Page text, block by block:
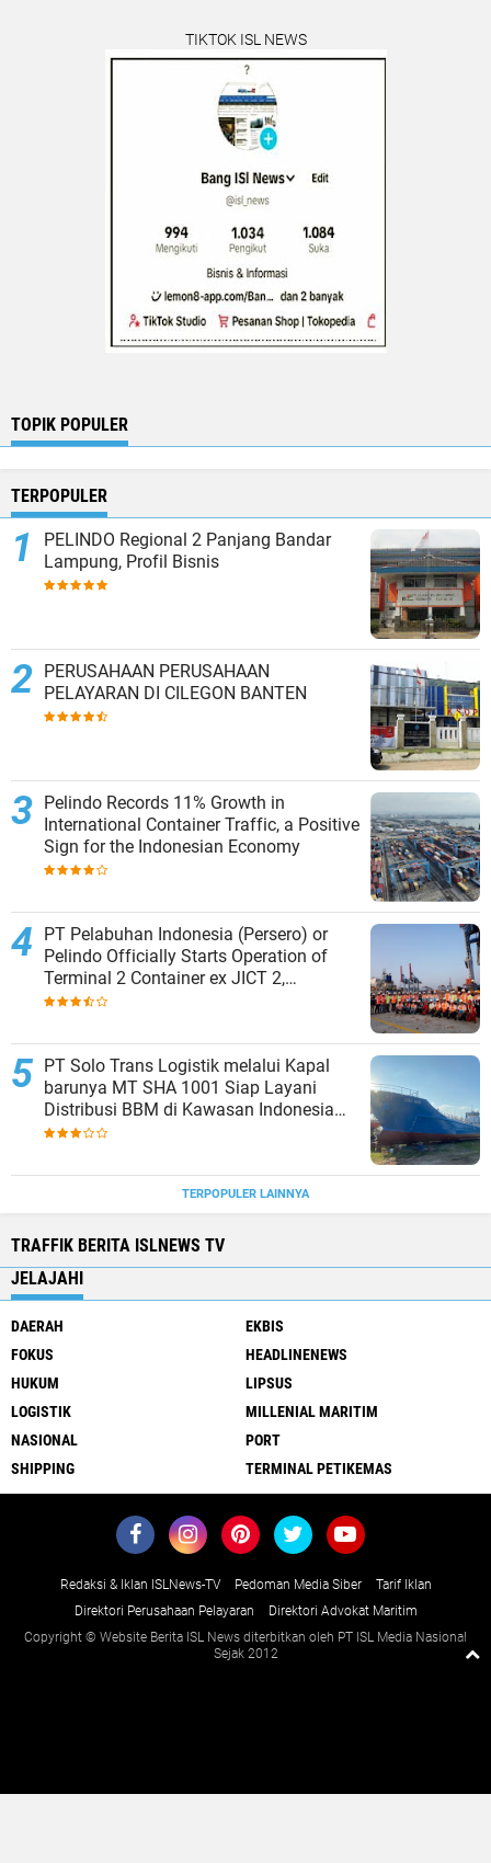
TIKTOK ISL NEWS
TOPIK POPULER
TERPOPULER
PELINDO Regional 2 Panjang Bandar
Lampung, Profil Bisnis
PERUSAHAAN PERUSAHAAN
PELAYARAN DI CILEGON BANTEN
Pelindo Records 11% Growth in
International Container Traffic, a Positive
Sign for the Indonesian Economy
PT Pelabuhan Indonesia (Persero) or
Pelindo Officially Starts Operation of
Terminal 2 Container ex JICT 2,
Strengthening Productivity of Tanjung
PT Solo Trans Logistik melalui Kapal
barunya MT SHA 1001 Siap Layani
Distribusi BBM di Kawasan Indonesia
bagian Timur
TERPOPULER LAINNYA
TRAFFIK BERITA ISLNEWS TV
JELAJAHI
DAERAH
EKBIS
FOKUS
HEADLINENEWS
HUKUM
LIPSUS
LOGISTIK
MILLENIAL MARITIM
NASIONAL
PORT
SHIPPING
TERMINAL PETIKEMAS
Redaksi & Iklan ISLNews-TV Pedoman Media Siber
Tarif Iklan
Direktori Perusahaan Pelayaran
Direktori Advokat Maritim
Copyright © Website Berita ISL News diterbitkan oleh PT ISL Media Nasional
Sejak 2012